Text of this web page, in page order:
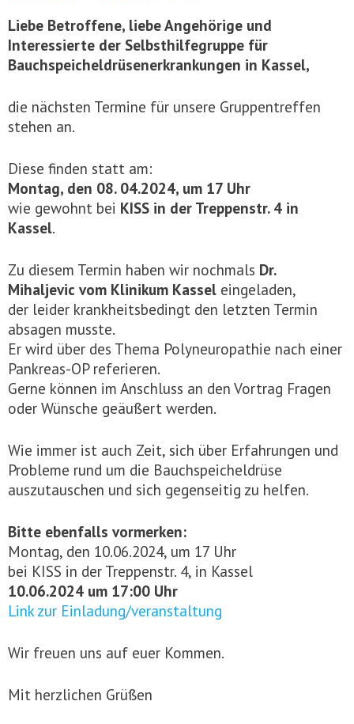
Liebe Betroffene, liebe Angehörige und
Interessierte der Selbsthilfegruppe für
Bauchspeicheldrüsenerkrankungen in Kassel,
die nächsten Termine für unsere Gruppentreffen
stehen an.
Diese finden statt am:
Montag, den 08. 04.2024, um 17 Uhr
wie gewohnt bei KISS in der Treppenstr. 4 in
Kassel.
Zu diesem Termin haben wir nochmals Dr.
Mihaljevic vom Klinikum Kassel eingeladen,
der leider krankheitsbedingt den letzten Termin
absagen musste.
Er wird über des Thema Polyneuropathie nach einer
Pankreas-OP referieren.
Gerne können im Anschluss an den Vortrag Fragen
oder Wünsche geäußert werden.
Wie immer ist auch Zeit, sich über Erfahrungen und
Probleme rund um die Bauchspeicheldrüse
auszutauschen und sich gegenseitig zu helfen.
Bitte ebenfalls vormerken:
Montag, den 10.06.2024, um 17 Uhr
bei KISS in der Treppenstr. 4, in Kassel
10.06.2024 um 17:00 Uhr
Link zur Einladung/veranstaltung
Wir freuen uns auf euer Kommen.
Mit herzlichen Grüßen